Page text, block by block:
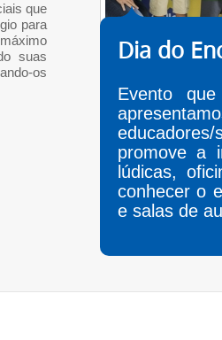
que
para
suas
os
Dia do
Evento
promove a
lúdicas,
conhecer o
e salas de